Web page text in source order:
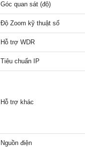
Góc quan sát (độ)
Độ Zoom kỹ thuật số
Hỗ trợ WDR
Tiêu chuẩn IP
Hỗ trợ khác
Nguồn điện